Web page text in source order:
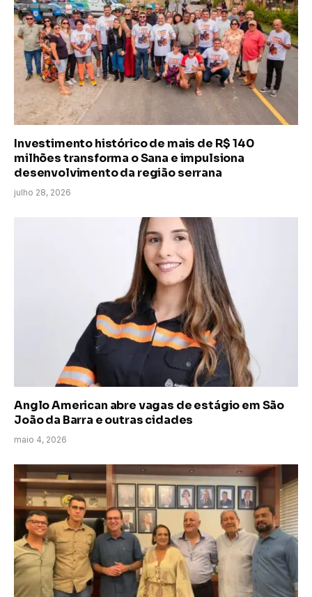
Investimento histórico de mais de R$ 140
milhões transforma o Sana e impulsiona
desenvolvimento da região serrana
julho 28, 2026
Anglo American abre vagas de estágio em São
João da Barra e outras cidades
maio 4, 2026